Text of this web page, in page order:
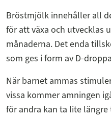
Bröstmjölk innehåller all
för att växa och utvecklas
månaderna. Det enda
som ges i form av D-
När barnet ammas
vissa kommer amningen
för andra kan ta lite